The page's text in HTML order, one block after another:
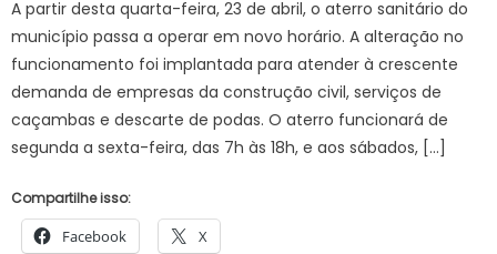
A partir desta quarta-feira, 23 de abril, o aterro sanitário do
município passa a operar em novo horário. A alteração no
funcionamento foi implantada para atender à crescente
demanda de empresas da construção civil, serviços de
caçambas e descarte de podas. O aterro funcionará de
segunda a sexta-feira, das 7h às 18h, e aos sábados, […]
Compartilhe isso:
Facebook X